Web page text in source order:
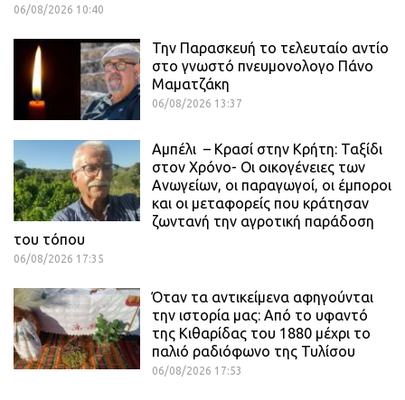
06/08/2026 10:40
Την Παρασκευή το τελευταίο αντίο
στο γνωστό πνευμονολογο Πάνο
Μαματζάκη
06/08/2026 13:37
Αμπέλι – Κρασί στην Κρήτη: Ταξίδι
στον Χρόνο- Οι οικογένειες των
Ανωγείων, οι παραγωγοί, οι έμποροι
και οι μεταφορείς που κράτησαν
ζωντανή την αγροτική παράδοση
του τόπου
06/08/2026 17:35
Όταν τα αντικείμενα αφηγούνται
την ιστορία μας: Από το υφαντό
της Κιθαρίδας του 1880 μέχρι το
παλιό ραδιόφωνο της Τυλίσου
06/08/2026 17:53